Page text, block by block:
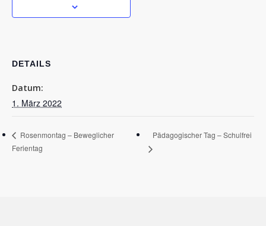
DETAILS
Datum:
1. März 2022
Rosenmontag – Beweglicher
Ferientag
Pädagogischer Tag – Schulfrei